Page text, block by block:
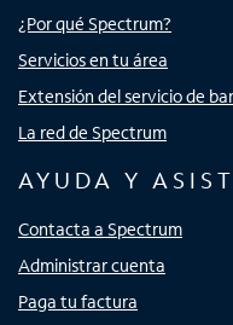
¿Por qué Spectrum?
Servicios en tu área
Extensión del servicio de
La red de Spectrum
AYUDA Y
Contacta a Spectrum
Administrar cuenta
Paga tu factura